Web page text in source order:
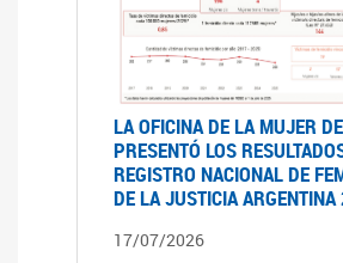
LA OFICINA DE LA MUJER
PRESENTÓ LOS
REGISTRO NACIONAL DE
DE LA JUSTICIA
17/07/2026